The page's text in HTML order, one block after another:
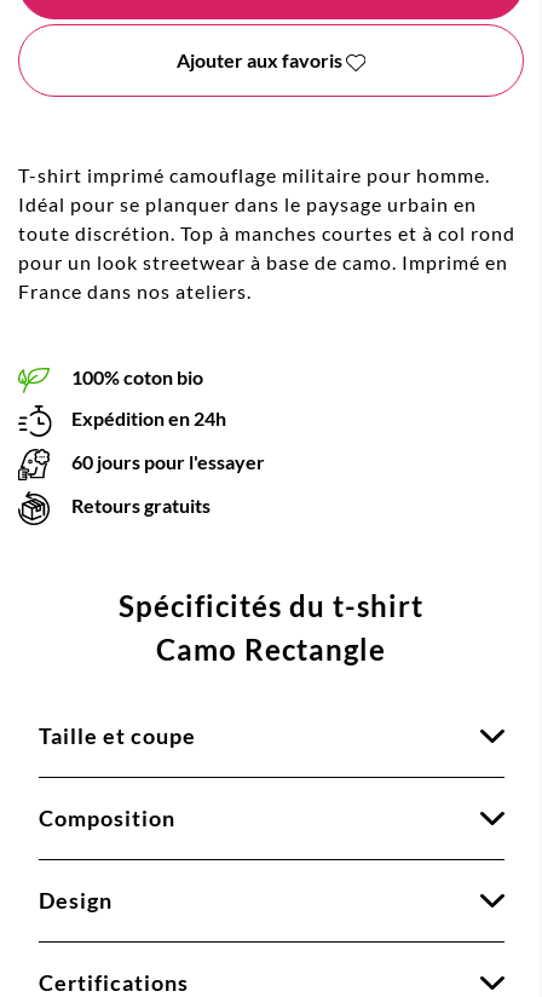
Ajouter aux favoris
T-shirt imprimé camouflage militaire pour homme.
Idéal pour se planquer dans le paysage urbain en
toute discrétion. Top à manches courtes et à col rond
pour un look streetwear à base de camo. Imprimé en
France dans nos ateliers.
100% coton bio
Expédition en 24h
60 jours pour l'essayer
Retours gratuits
Spécificités du t-shirt
Camo Rectangle
Taille et coupe
Composition
Design
Certifications